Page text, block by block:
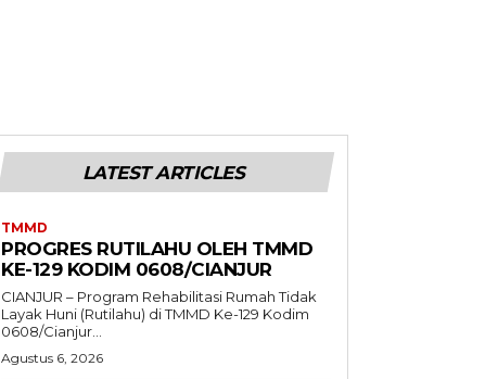
LATEST ARTICLES
TMMD
PROGRES RUTILAHU OLEH TMMD
KE-129 KODIM 0608/CIANJUR
CIANJUR – Program Rehabilitasi Rumah Tidak
Layak Huni (Rutilahu) di TMMD Ke-129 Kodim
0608/Cianjur...
Agustus 6, 2026